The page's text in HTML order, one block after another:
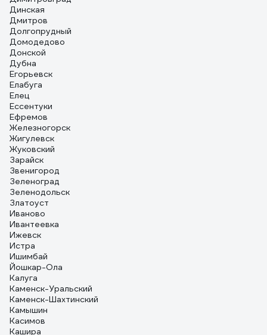
Динская
Дмитров
Долгопрудный
Домодедово
Донской
Дубна
Егорьевск
Елабуга
Елец
Ессентуки
Ефремов
Железногорск
Жигулевск
Жуковский
Зарайск
Звенигород
Зеленоград
Зеленодольск
Златоуст
Иваново
Ивантеевка
Ижевск
Истра
Ишимбай
Йошкар-Ола
Калуга
Каменск-Уральский
Каменск-Шахтинский
Камышин
Касимов
Кашира